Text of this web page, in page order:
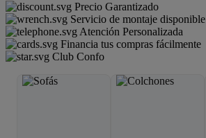
Precio Garantizado
Servicio de montaje disponible
Atención Personalizada
Financia tus compras fácilmente
Club Confo